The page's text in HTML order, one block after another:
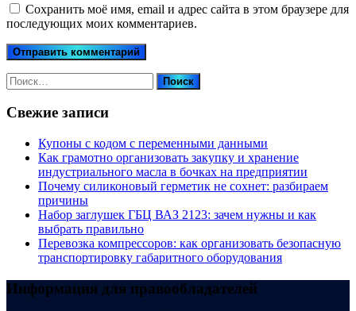
Сохранить моё имя, email и адрес сайта в этом браузере для
последующих моих комментариев.
Найти:
Свежие записи
Купоны c кодом с переменными данными
Как грамотно организовать закупку и хранение
индустриального масла в бочках на предприятии
Почему силиконовый герметик не сохнет: разбираем
причины
Набор заглушек ГБЦ ВАЗ 2123: зачем нужны и как
выбрать правильно
Перевозка компрессоров: как организовать безопасную
транспортировку габаритного оборудования
Информация для правообладателей